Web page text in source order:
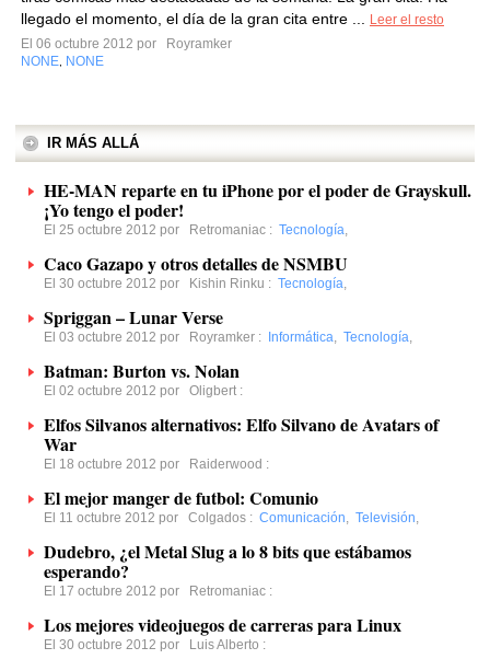
llegado el momento, el día de la gran cita entre ...
Leer el resto
El 06 octubre 2012 por
Royramker
NONE NONE
IR MÁS ALLÁ
HE-MAN reparte en tu iPhone por el poder de Grayskull.
¡Yo tengo el poder!
El 25 octubre 2012 por Retromaniac : Tecnología,
Caco Gazapo y otros detalles de NSMBU
El 30 octubre 2012 por Kishin Rinku : Tecnología,
Spriggan – Lunar Verse
El 03 octubre 2012 por Royramker : Informática, Tecnología,
Batman: Burton vs. Nolan
El 02 octubre 2012 por Oligbert :
Elfos Silvanos alternativos: Elfo Silvano de Avatars of
War
El 18 octubre 2012 por Raiderwood :
El mejor manger de futbol: Comunio
El 11 octubre 2012 por Colgados : Comunicación, Televisión,
Dudebro, ¿el Metal Slug a lo 8 bits que estábamos
esperando?
El 17 octubre 2012 por Retromaniac :
Los mejores videojuegos de carreras para Linux
El 30 octubre 2012 por Luis Alberto :